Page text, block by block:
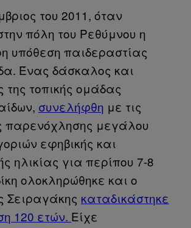
του 2011, όταν
πόλη του Ρεθύμνου η
υπόθεση παιδεραστίας
Ένας δάσκαλος και
της τοπικής ομάδας
συνελήφθη με τις
παρενόχλησης μεγάλου
εφηβικής και
ηλικίας για περίπου 7-8
ολοκληρώθηκε και ο
Σειραγάκης καταδικάστηκε
120 ετών. Eίχε